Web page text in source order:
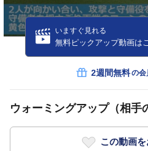
いますぐ見れる
無料ピックアップ動画は
2週間無料の会
ウォーミングアップ（相手
この動画